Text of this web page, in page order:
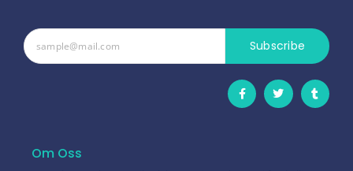
Subscribe
Om Oss